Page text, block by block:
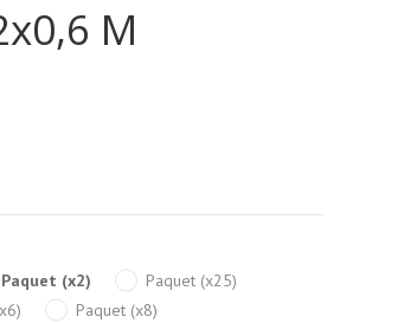
M
Paquet (x2)
Paquet (x25)
Paquet (x8)